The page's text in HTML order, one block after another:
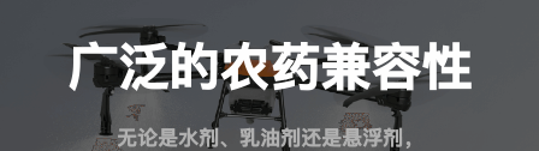
广泛的农药兼容性
无论是水剂、乳油剂还是悬浮剂，